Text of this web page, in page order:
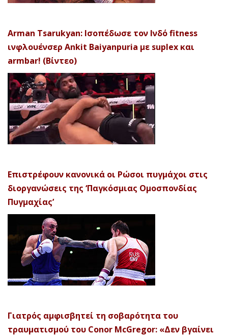
Arman Tsarukyan: Ισοπέδωσε τον Ινδό fitness
ινφλουένσερ Ankit Baiyanpuria με suplex και
armbar! (Βίντεο)
Επιστρέφουν κανονικά οι Ρώσοι πυγμάχοι στις
διοργανώσεις της ‘Παγκόσμιας Ομοσπονδίας
Πυγμαχίας’
Γιατρός αμφισβητεί τη σοβαρότητα του
τραυματισμού του Conor McGregor: «Δεν βγαίνει